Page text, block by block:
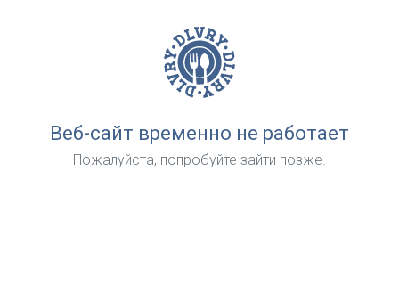
Веб-сайт временно не работает
Пожалуйста, попробуйте зайти позже.